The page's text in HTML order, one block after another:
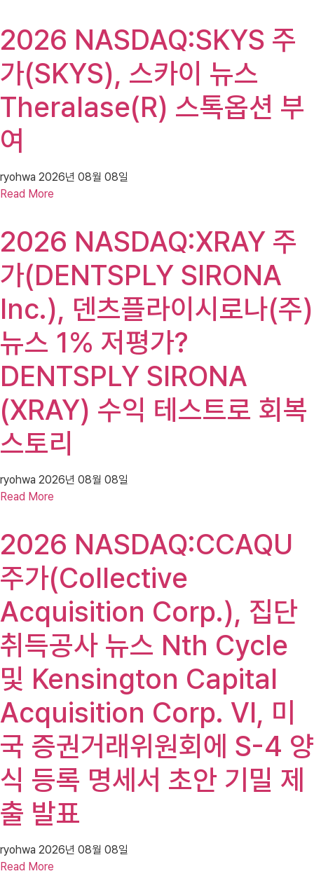
2026 NASDAQ:SKYS 주
가(SKYS), 스카이 뉴스
Theralase(R) 스톡옵션 부
여
ryohwa 2026년 08월 08일
Read More
2026 NASDAQ:XRAY 주
가(DENTSPLY SIRONA
Inc.), 덴츠플라이시로나(주)
뉴스 1% 저평가?
DENTSPLY SIRONA
(XRAY) 수익 테스트로 회복
스토리
ryohwa 2026년 08월 08일
Read More
2026 NASDAQ:CCAQU
주가(Collective
Acquisition Corp.), 집단
취득공사 뉴스 Nth Cycle
및 Kensington Capital
Acquisition Corp. VI, 미
국 증권거래위원회에 S-4 양
식 등록 명세서 초안 기밀 제
출 발표
ryohwa 2026년 08월 08일
Read More